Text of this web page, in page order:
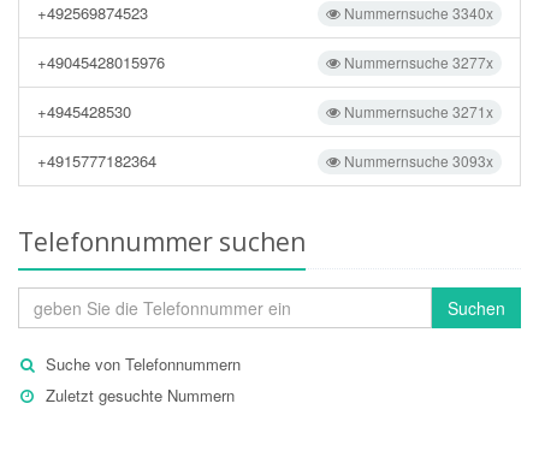
Nummernsuche 3340x
+492569874523
Nummernsuche 3277x
+49045428015976
Nummernsuche 3271x
+4945428530
Nummernsuche 3093x
+4915777182364
Telefonnummer suchen
Suchen
Suche von Telefonnummern
Zuletzt gesuchte Nummern